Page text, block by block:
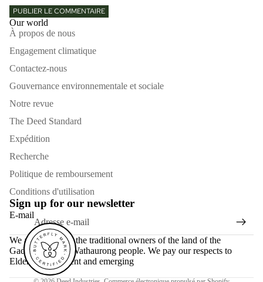
PUBLIER LE COMMENTAIRE
Our world
À propos de nous
Engagement climatique
Contactez-nous
Gouvernance environnementale et sociale
Notre revue
The Deed Standard
Expédition
Recherche
Politique de remboursement
Conditions d'utilisation
Sign up for our newsletter
E-mail
We acknowledge the traditional owners of the land of the
Gadubanud and Wathaurong people. We pay our respects to
Elders past, present and emerging